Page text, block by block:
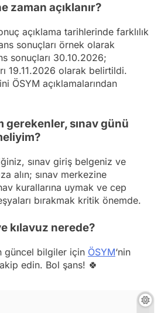
zaman açıklanır?
açıklama tarihlerinde farklılık
sonuçları örnek olarak
sonuçları 30.10.2026;
19.11.2026 olarak belirtildi.
ÖSYM açıklamalarından
gerekenler, sınav günü
sınav giriş belgeniz ve
alın; sınav merkezine
kurallarına uymak ve cep
bırakmak kritik önemde.
kılavuz nerede?
güncel bilgiler için ÖSYM‘nin
edin. Bol şans! 🍀